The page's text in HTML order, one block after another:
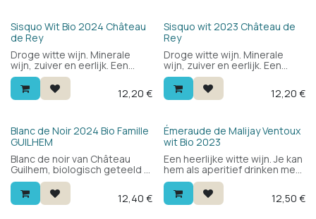
Bio
Sisquo Wit Bio 2024 Château
de Rey
Droge witte wijn. Minerale
wijn, zuiver en eerlijk. Een
witte wijn voor elke dag. Drink
hem bij alle visgerechten of
als aperitief. 12,20 €
Bio
Sisquo wit 2023 Château de
Rey
Droge witte wijn. Minerale
wijn, zuiver en eerlijk. Een
witte wijn voor elke dag. Drink
hem bij alle visgerechten of
als aperitief. 12,20 €
Blanc de Noir 2024 Bio Famille
GUILHEM
Blanc de noir van Château
Guilhem, biologisch geteeld in
de Languedoc. Gemaakt van
merlot en cabernet franc:
expressief, vol en met een
12,40 €
Bio
Émeraude de Malijay Ventoux
wit Bio 2023
Een heerlijke witte wijn. Je kan
hem als aperitief drinken met
vis of wit vlees. Soepel, fris en
aangenaam rond. Gemaakt
van witte grenache en 12,50 €